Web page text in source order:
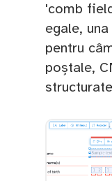
'comb
egale,
pentru
poștale,